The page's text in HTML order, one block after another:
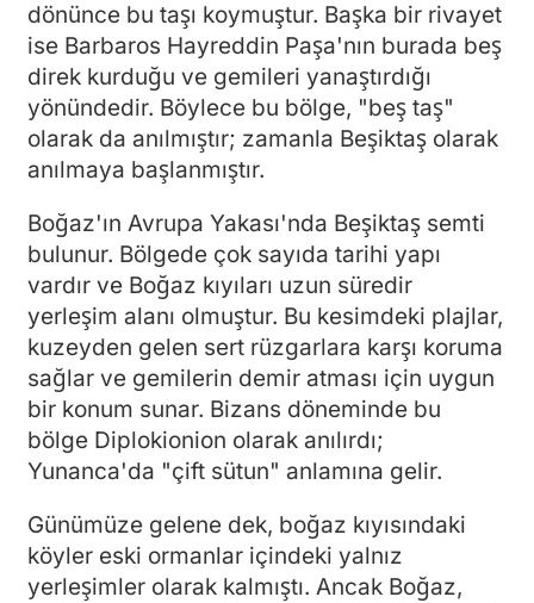
dönünce bu taşı koymuştur. Başka bir rivayet
ise Barbaros Hayreddin Paşa'nın burada beş
direk kurduğu ve gemileri yanaştırdığı
yönündedir. Böylece bu bölge, "beş taş"
olarak da anılmıştır; zamanla Beşiktaş olarak
anılmaya başlanmıştır.
Boğaz'ın Avrupa Yakası'nda Beşiktaş semti
bulunur. Bölgede çok sayıda tarihi yapı
vardır ve Boğaz kıyıları uzun süredir
yerleşim alanı olmuştur. Bu kesimdeki plajlar,
kuzeyden gelen sert rüzgarlara karşı koruma
sağlar ve gemilerin demir atması için uygun
bir konum sunar. Bizans döneminde bu
bölge Diplokionion olarak anılırdı;
Yunanca'da "çift sütun" anlamına gelir.
Günümüze gelene dek, boğaz kıyısındaki
köyler eski ormanlar içindeki yalnız
yerleşimler olarak kalmıştı. Ancak Boğaz,